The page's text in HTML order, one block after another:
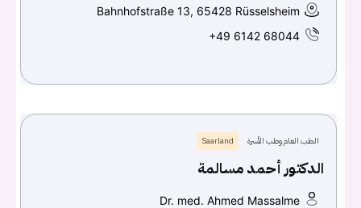
Bahnhofstraße 13, 65428 Rüsselsheim
+49 6142 68044
الطب العام وطب الأسرة Saarland
الدكتور أحمد مسالمة
Dr. med. Ahmed Massalme